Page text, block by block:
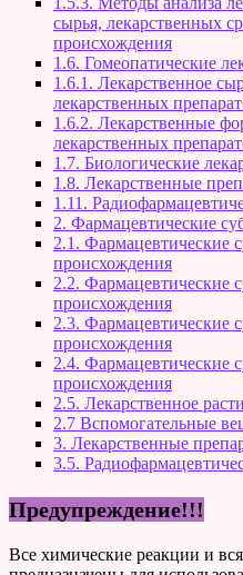
сырья, лекарственных
происхождения
1.6. Гомеопатические
1.6.1. Лекарственное
лекарственных
1.6.2. Лекарственные
лекарственных
1.7. Биологические
1.8. Лекарственные
1.11.
2. Фармацевтические
2.1. Фармацевтические
происхождения
2.2. Фармацевтические
происхождения
2.3. Фармацевтические
происхождения
2.4. Фармацевтические
происхождения
2.5. Лекарственное
2.7 Вспомогательные
3. Лекарственные
3.5.
Предупреждение!!!
Все химические реакции и